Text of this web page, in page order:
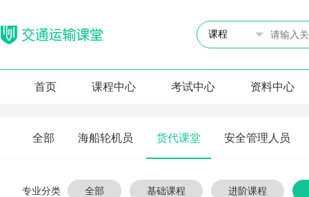
首页 课程中心 考试中心 资料中心
全部 海船轮机员 货代课堂 安全管理人员
专业分类 全部 基础课程 进阶课程